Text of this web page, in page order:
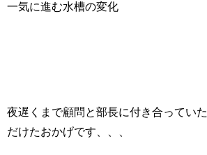
一気に進む水槽の変化
夜遅くまで顧問と部長に付き合っていた
だけたおかげです、、、